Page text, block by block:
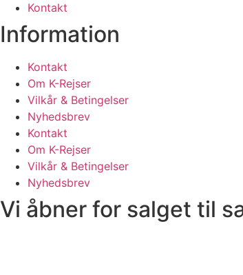
Kontakt
Information
Kontakt
Om K-Rejser
Vilkår & Betingelser
Nyhedsbrev
Kontakt
Om K-Rejser
Vilkår & Betingelser
Nyhedsbrev
Vi åbner for salget til